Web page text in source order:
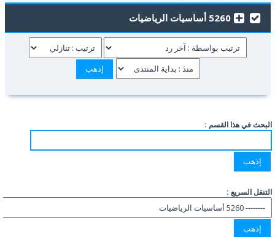
5260 أساسيات الرياضيات
البحث في هذا القسم :
التنقل السريع :